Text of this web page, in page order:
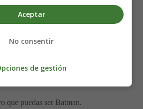
Smith
que puedas ser Batman.
Aceptar
No consentir
de gestión